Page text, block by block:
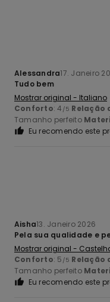
Alessandra17. Janeiro
Tudo bem
Mostrar original - Italiano
Conforto: 4 /5 Relação
Tamanho perfeito
Eu recomendo este
Aisha13. Janeiro 2026
Pela sua qualidade e
Mostrar original -
Conforto: 5 /5 Relação
Tamanho perfeito
Eu recomendo este